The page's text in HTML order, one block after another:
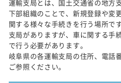
運輸支局とは、国土交通省の地方
下部組織のことで、新規登録や変
関する様々な手続きを行う場所で
支局がありますが、車に関する手
で行う必要があります。
岐阜県の各運輸支局の住所、電話
ご参照ください。